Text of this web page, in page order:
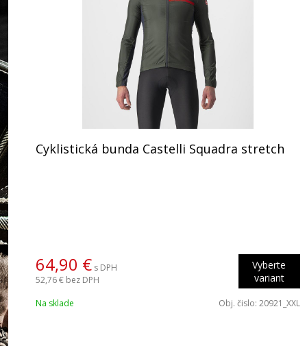
Cyklistická bunda Castelli Squadra stretch
64,90 € s DPH
52,76 € bez DPH
Vyberte
variant
Na sklade Obj. čislo: 20921_XXL